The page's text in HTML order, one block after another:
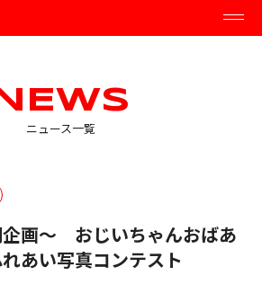
NEWS
ニュース一覧
企画〜 おじいちゃんおばあ
あい写真コンテスト